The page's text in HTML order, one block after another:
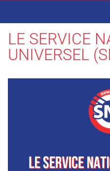
LE SERVICE
UNIVERSEL